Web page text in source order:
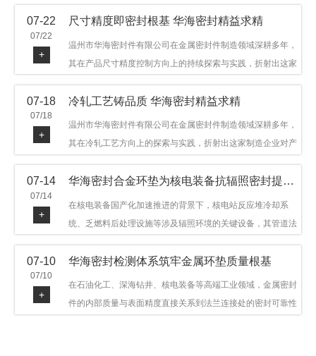
品，可提供多种材质方案，在石油机械、管道法兰、采油树、
07-22
07/22
+
尺寸精度即密封根基 华海密封精益求精
温州市华海密封件有限公司在金属密封件制造领域深耕多年，
其在产品尺寸精度控制方向上的持续探索与实践，折射出这家
产品，广泛应用于石油机械、管道法兰、采油树、井口装置等
领域。本文从尺寸精度的技术内涵及企业工艺积累等角度，呈
现华海密封在该领域的务实探索与稳步发展。
07-18
07/18
+
冷轧工艺铸品质 华海密封精益求精
温州市华海密封件有限公司在金属密封件制造领域深耕多年，
其在冷轧工艺方向上的探索与实践，折射出这家制造企业对产
品，广泛应用于石油机械、管道法兰、采油树、井口装置等领
步发展。
07-14
07/14
+
华海密封合金环垫为核电装备抗辐照密封提供可靠保障
在核电装备国产化加速推进的背景下，核电站反应堆冷却系
统、乏燃料后处理设施等涉及辐照环境的关键设备，其管道法
定与密封可靠。温州市华海密封件科技有限公司深耕金属密封
领域二十余年，依托八角垫、椭圆垫及RX/BX系列高压环垫等
全系列产品，以特种合金材质体系，为核电装备抗辐照密封提
供针对性配套方案。
07-10
07/10
+
华海密封检测体系筑牢金属环垫质量根基
在石油化工、深海钻井、核电装备等高端工业领域，金属密封
件的内部质量与表面精度直接关系到法兰连接处的密封可靠性